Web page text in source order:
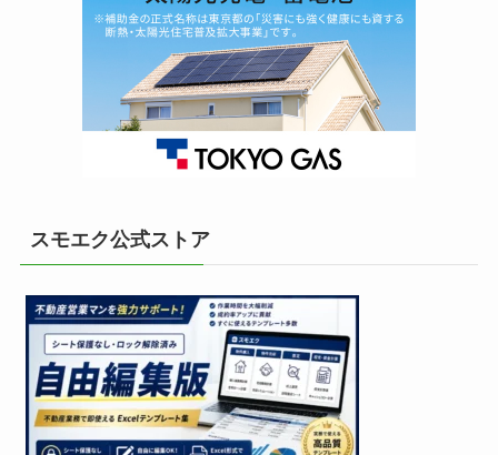
スモエク公式ストア